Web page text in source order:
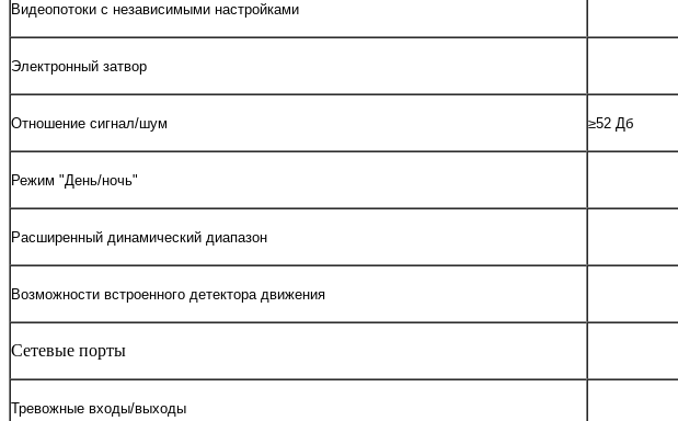
Видеопотоки с независимыми настройками
Электронный затвор
Отношение сигнал/шум ≥52 Дб
Режим "День/ночь"
Расширенный динамический диапазон
Возможности встроенного детектора движения
Сетевые порты
Тревожные входы/выходы